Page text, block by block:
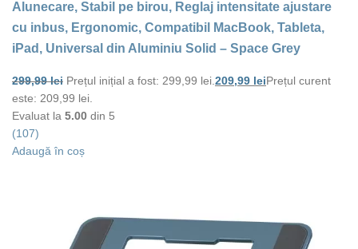
Alunecare, Stabil pe birou, Reglaj intensitate ajustare
cu inbus, Ergonomic, Compatibil MacBook, Tableta,
iPad, Universal din Aluminiu Solid – Space Grey
299,99lei Prețul inițial a fost: 299,99 lei. 209,99 leiPrețul curent
este: 209,99 lei.
Evaluat la 5.00 din 5
(107)
Adaugă în coș